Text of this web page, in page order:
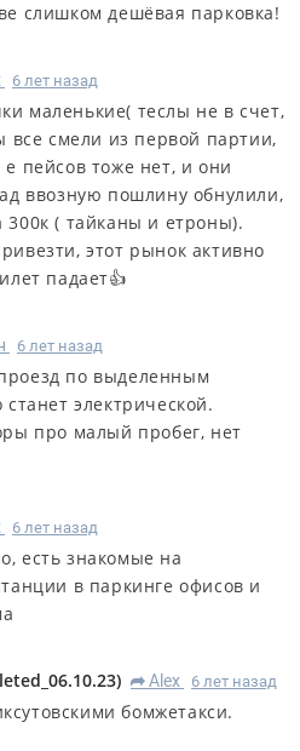
слишком дешёвая парковка!
6 лет назад
маленькие( теслы не в счет,
все смели из первой партии,
пейсов тоже нет, и они
ввозную пошлину обнулили,
300к ( тайканы и етроны).
этот рынок активно
падает👍
6 лет назад
по выделенным
электрической.
про малый пробег, нет
6 лет назад
есть знакомые на
в паркинге офисов и
) R Alex 6 лет назад
бомжетакси.